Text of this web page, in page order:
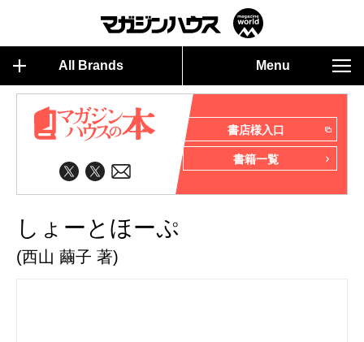
All Brands Menu
書店様入口
書籍一覧
しょーとほーぷ
(西山 繭子 著)